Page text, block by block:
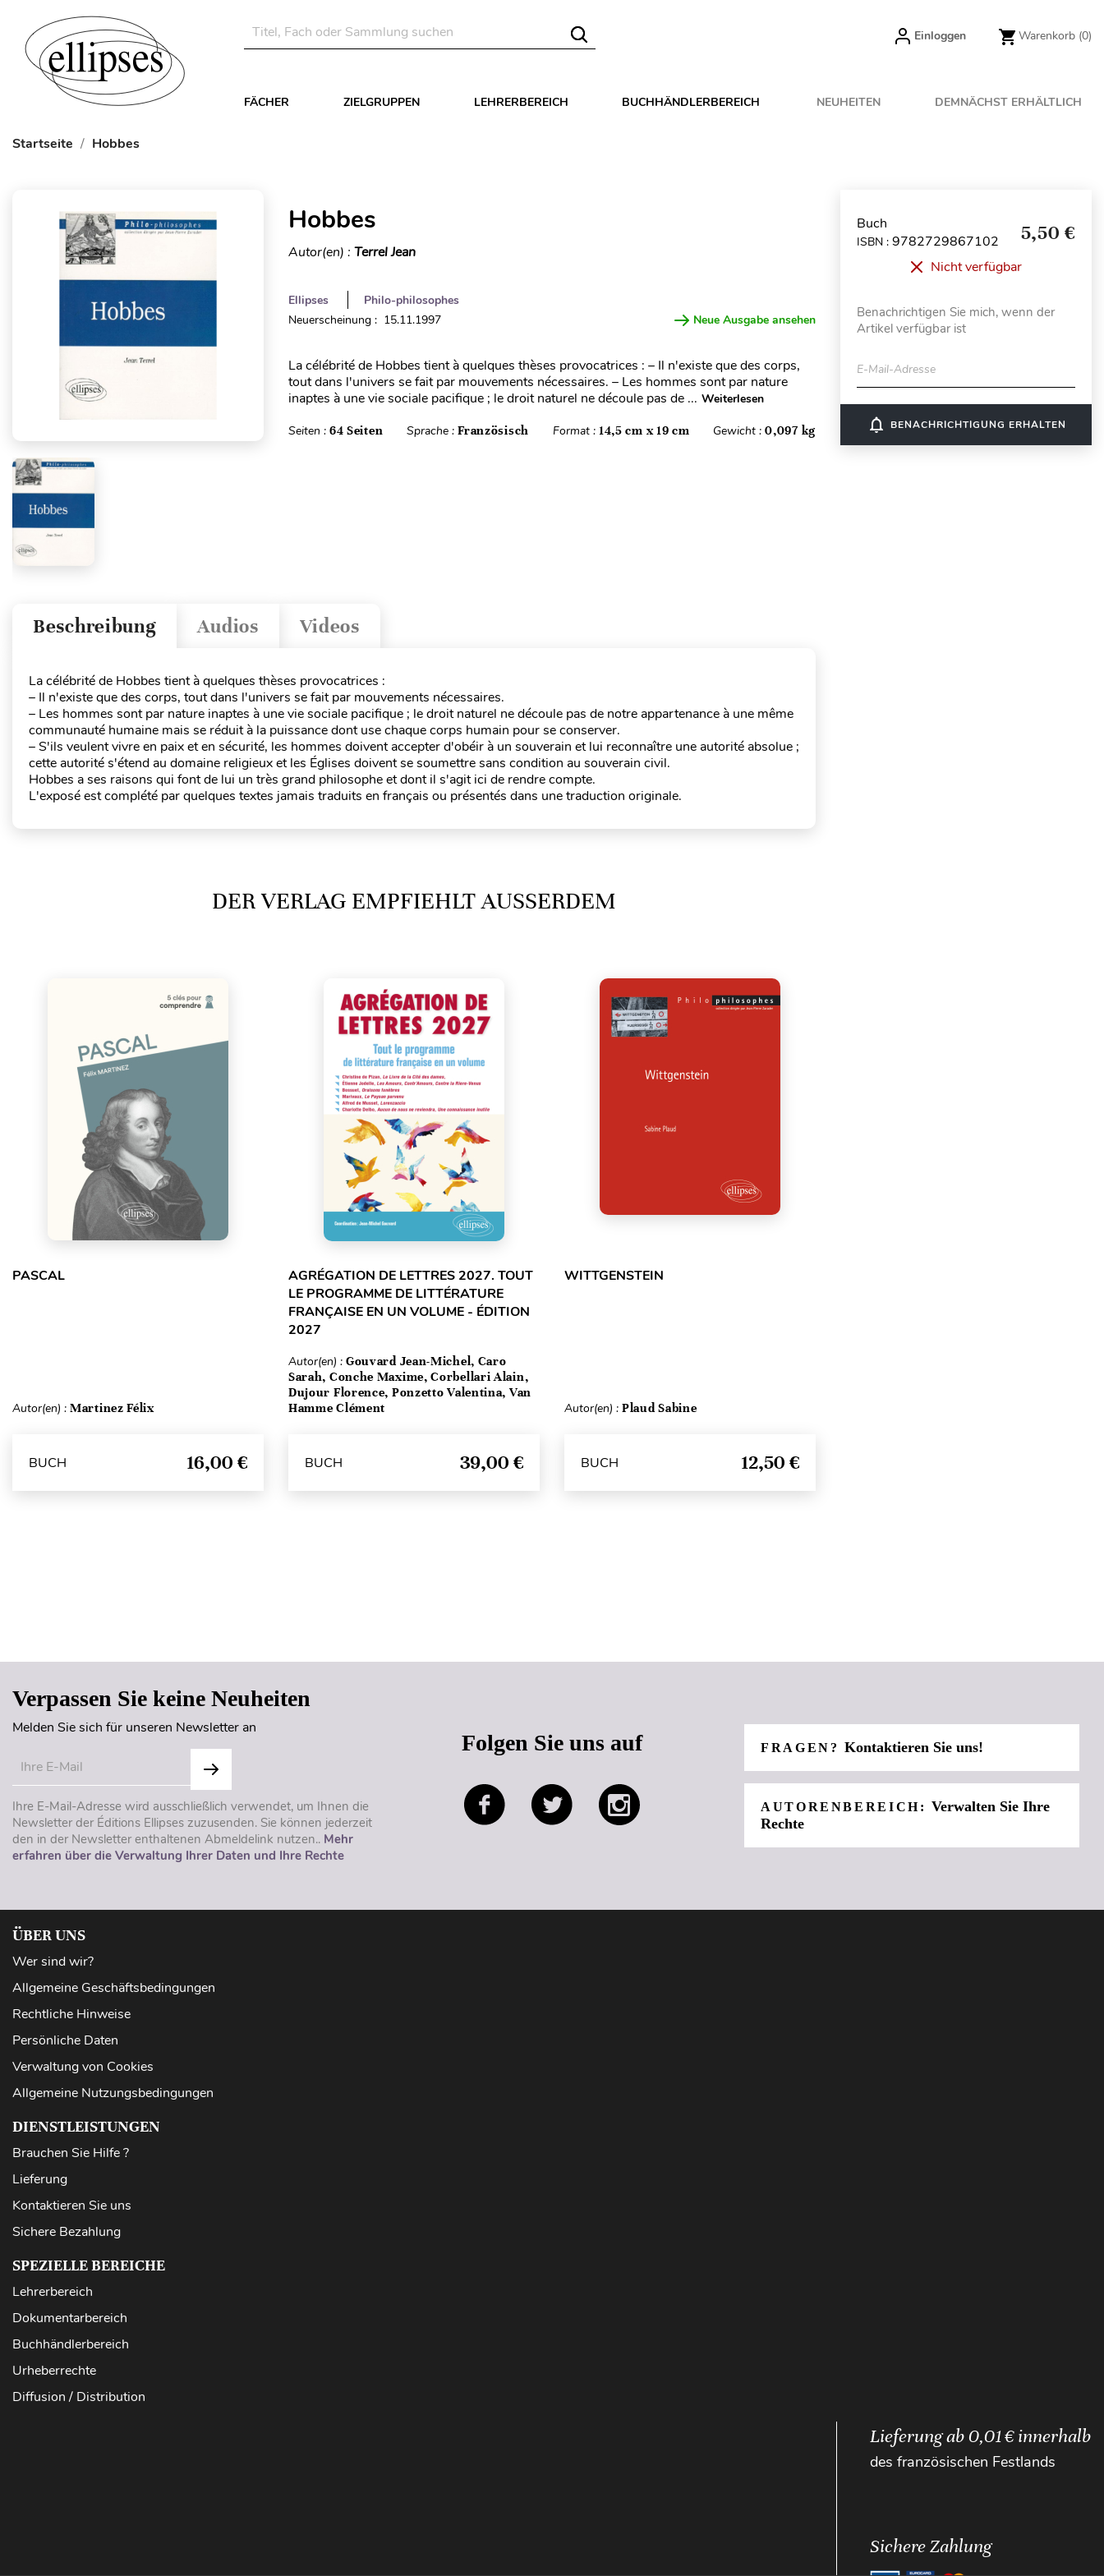
Einloggen Warenkorb (0)
FÄCHER ZIELGRUPPEN LEHRERBEREICH BUCHHÄNDLERBEREICH NEUHEITEN DEMNÄCHST ERHÄLTLICH
Startseite Hobbes
Hobbes
Autor(en) : Terrel Jean
Ellipses
Philo-philosophes
Neuerscheinung : 15.11.1997
Neue Ausgabe ansehen
La célébrité de Hobbes tient à quelques thèses provocatrices : – Il n'existe que des corps,
tout dans l'univers se fait par mouvements nécessaires. – Les hommes sont par nature
inaptes à une vie sociale pacifique ; le droit naturel ne découle pas de ... Weiterlesen
Seiten : 64 Seiten Sprache :Französisch Format : 14,5 cm x 19 cm Gewicht :0,097 kg
Videos
Audios
Beschreibung
La célébrité de Hobbes tient à quelques thèses provocatrices :
– Il n'existe que des corps, tout dans l'univers se fait par mouvements nécessaires.
– Les hommes sont par nature inaptes à une vie sociale pacifique ; le droit naturel ne découle pas de notre appartenance à une même
communauté humaine mais se réduit à la puissance dont use chaque corps humain pour se conserver.
– S'ils veulent vivre en paix et en sécurité, les hommes doivent accepter d'obéir à un souverain et lui reconnaître une autorité absolue ;
cette autorité s'étend au domaine religieux et les Églises doivent se soumettre sans condition au souverain civil.
Hobbes a ses raisons qui font de lui un très grand philosophe et dont il s'agit ici de rendre compte.
L'exposé est complété par quelques textes jamais traduits en français ou présentés dans une traduction originale.
DER VERLAG EMPFIEHLT AUSSERDEM
PASCAL
Autor(en) : Martinez Félix
BUCH 16,00 €
AGRÉGATION DE LETTRES 2027. TOUT
LE PROGRAMME DE LITTÉRATURE
FRANÇAISE EN UN VOLUME - ÉDITION
2027
Autor(en) : Gouvard Jean-Michel, Caro
Sarah, Conche Maxime, Corbellari Alain,
Dujour Florence, Ponzetto Valentina, Van
Hamme Clément
BUCH 39,00 €
WITTGENSTEIN
Autor(en) : Plaud Sabine
BUCH 12,50 €
Buch
ISBN : 9782729867102 5,50 €
Nicht verfügbar
Benachrichtigen Sie mich, wenn der
Artikel verfügbar ist
E-Mail-Adresse
notifications_none BENACHRICHTIGUNG ERHALTEN
Verpassen Sie keine Neuheiten
Melden Sie sich für unseren Newsletter an
Ihre E-Mail-Adresse wird ausschließlich verwendet, um Ihnen die
Newsletter der Éditions Ellipses zuzusenden. Sie können jederzeit
den in der Newsletter enthaltenen Abmeldelink nutzen.. Mehr
erfahren über die Verwaltung Ihrer Daten und Ihre Rechte
Folgen Sie uns auf FRAGEN?Kontaktieren Sie uns!
AUTORENBEREICH:Verwalten Sie Ihre
Rechte
ÜBER UNS
Wer sind wir?
Allgemeine Geschäftsbedingungen
Rechtliche Hinweise
Persönliche Daten
Verwaltung von Cookies
Allgemeine Nutzungsbedingungen
DIENSTLEISTUNGEN
Brauchen Sie Hilfe ?
Lieferung
Kontaktieren Sie uns
Sichere Bezahlung
SPEZIELLE BEREICHE
Lehrerbereich
Dokumentarbereich
Buchhändlerbereich
Urheberrechte
Diffusion / Distribution
Lieferung ab 0,01 € innerhalb
des französischen Festlands
Sichere Zahlung